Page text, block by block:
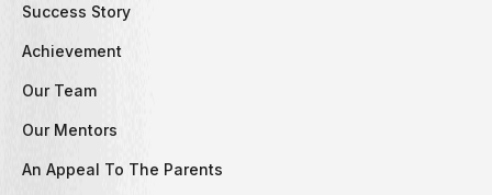
Success Story
Achievement
Our Team
Our Mentors
An Appeal To The Parents